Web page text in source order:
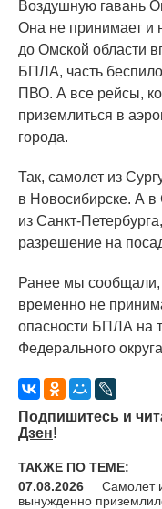
Воздушную гавань
Она не принимает и
до Омской области
БПЛА, часть
ПВО. А все рейсы,
приземлиться в
города.
Так, самолет из
в Новосибирске. А в
из Санкт-
разрешение на
Ранее мы сообщали,
временно не
опасности БПЛА на
Федерального
Подпишитесь и
Дзен!
ТАКЖЕ ПО ТЕМЕ:
07.08.2026
Самолет
вынужденно